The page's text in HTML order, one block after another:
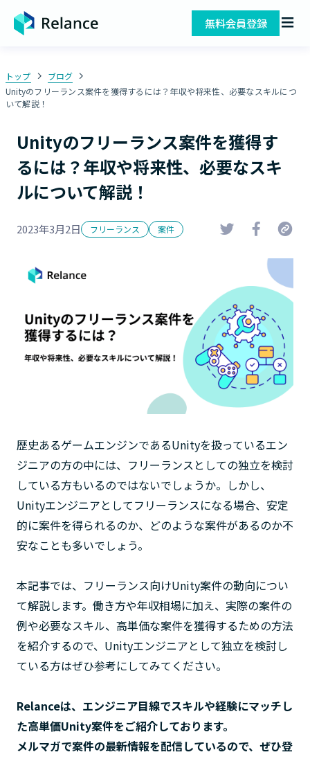
無料会員登録
トップ
ブログ
Unityのフリーランス案件を獲得するには？年収や将来性、必要なスキルにつ
いて解説！
Unityのフリーランス案件を獲得す
るには？年収や将来性、必要なスキ
ルについて解説！
2023年3月2日 フリーランス 案件
歴史あるゲームエンジンであるUnityを扱っているエン
ジニアの方の中には、フリーランスとしての独立を検討
している方もいるのではないでしょうか。しかし、
Unityエンジニアとしてフリーランスになる場合、安定
的に案件を得られるのか、どのような案件があるのか不
安なことも多いでしょう。
本記事では、フリーランス向けUnity案件の動向につい
て解説します。働き方や年収相場に加え、実際の案件の
例や必要なスキル、高単価な案件を獲得するための方法
を紹介するので、Unityエンジニアとして独立を検討し
ている方はぜひ参考にしてみてください。
Relanceは、エンジニア目線でスキルや経験にマッチし
た高単価Unity案件をご紹介しております。
メルマガで案件の最新情報を配信しているので、ぜひ登